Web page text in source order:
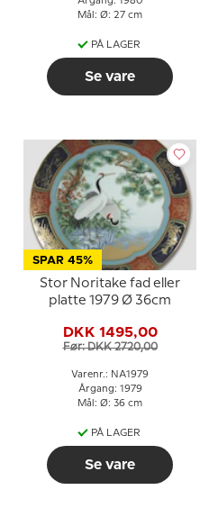
Mål: Ø: 27 cm
PÅ LAGER
Se vare
SPAR 45%
Stor Noritake fad eller
platte 1979 Ø 36cm
DKK 1495,00
Før: DKK 2720,00
Varenr.: NA1979
Årgang: 1979
Mål: Ø: 36 cm
PÅ LAGER
Se vare